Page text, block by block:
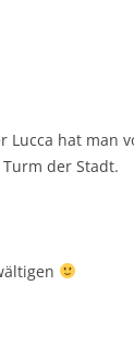
hat man
der Stadt.